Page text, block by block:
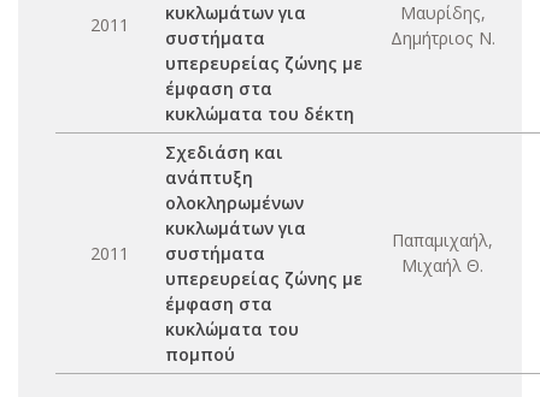
2011
κυκλωμάτων για
συστήματα
υπερευρείας ζώνης με
έμφαση στα
κυκλώματα του δέκτη
Μαυρίδης,
Δημήτριος Ν.
2011
Σχεδιάση και
ανάπτυξη
ολοκληρωμένων
κυκλωμάτων για
συστήματα
υπερευρείας ζώνης με
έμφαση στα
κυκλώματα του
πομπού
Παπαμιχαήλ,
Μιχαήλ Θ.